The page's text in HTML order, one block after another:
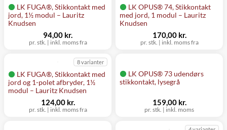
LK FUGA®, Stikkontakt med
jord, 1½ modul – Lauritz
Knudsen
pr. stk. | inkl. moms fra
94,00 kr.
LK OPUS® 74, Stikkontakt
med jord, 1 modul – Lauritz
Knudsen
pr. stk. | inkl. moms fra
170,00 kr.
LK FUGA®, Stikkontakt med
jord og 1-polet afbryder, 1½
modul – Lauritz Knudsen
8 varianter
pr. stk. | inkl. moms fra
124,00 kr.
LK OPUS® 73 udendørs
stikkontakt, lysegrå
pr. stk. | inkl. moms
159,00 kr.